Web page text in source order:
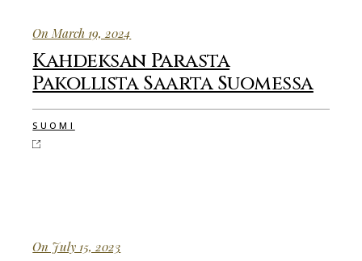
On March 19, 2024
Kahdeksan Parasta
Pakollista Saarta Suomessa
SUOMI
On July 15, 2023